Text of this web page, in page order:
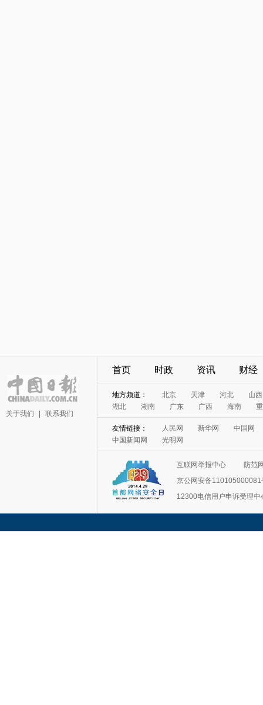
关于我们 联系我们
首页 时政 资讯 财经
地方频道： 北京 天津 河北
山西
湖北
湖南 广东 广西 海南
友情链接： 人民网 新华网
中国网
中国新闻网
光明网
互联网举报中心
防范
京公网安备110105000081
12300电信用户申诉受理中